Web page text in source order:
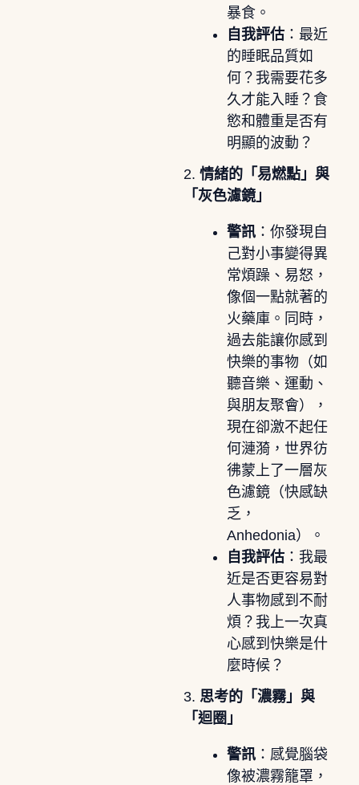
暴食。
自我評估：最近
的睡眠品質如
何？我需要花多
久才能入睡？食
慾和體重是否有
明顯的波動？
2. 情緒的「易燃點」與
「灰色濾鏡」
警訊：你發現自
己對小事變得異
常煩躁、易怒，
像個一點就著的
火藥庫。同時，
過去能讓你感到
快樂的事物（如
聽音樂、運動、
與朋友聚會），
現在卻激不起任
何漣漪，世界彷
彿蒙上了一層灰
色濾鏡（快感缺
乏，
Anhedonia）。
自我評估：我最
近是否更容易對
人事物感到不耐
煩？我上一次真
心感到快樂是什
麼時候？
3. 思考的「濃霧」與
「迴圈」
警訊：感覺腦袋
像被濃霧籠罩，